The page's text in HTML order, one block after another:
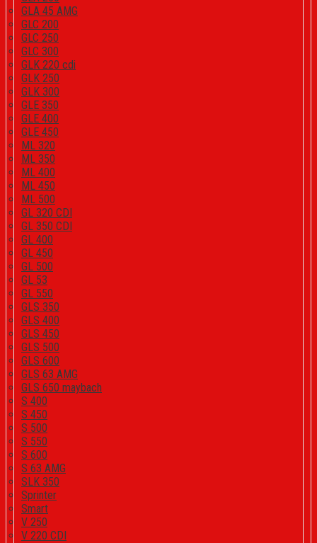
GLA 45 AMG
GLC 200
GLC 250
GLC 300
GLK 220 cdi
GLK 250
GLK 300
GLE 350
GLE 400
GLE 450
ML 320
ML 350
ML 400
ML 450
ML 500
GL 320 CDI
GL 350 CDI
GL 400
GL 450
GL 500
GL 53
GL 550
GLS 350
GLS 400
GLS 450
GLS 500
GLS 600
GLS 63 AMG
GLS 650 maybach
S 400
S 450
S 500
S 550
S 600
S 63 AMG
SLK 350
Sprinter
Smart
V 250
V 220 CDI